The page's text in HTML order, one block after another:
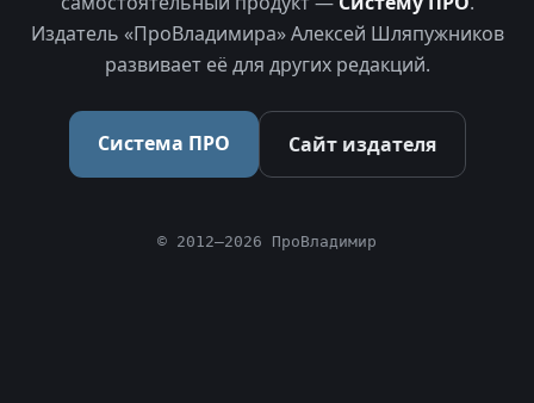
Издатель «ПроВладимира» Алексей Шляпужников
развивает её для других редакций.
Система ПРО Сайт издателя
© 2012–2026 ПроВладимир